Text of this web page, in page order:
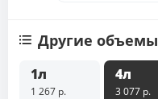
Другие объемы
1л
1 267 р.
4л
3 077 р.